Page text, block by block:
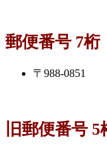
郵便番号 7桁
〒988-0851
旧郵便番号 5